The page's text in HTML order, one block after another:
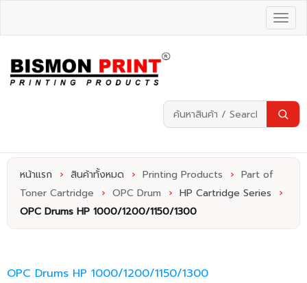
หน้าแรก › สินค้าทั้งหมด › Printing Products › Part of
Toner Cartridge
› OPC Drum › HP Cartridge Series
›
OPC Drums HP 1000/1200/1150/1300
OPC Drums HP 1000/1200/1150/1300